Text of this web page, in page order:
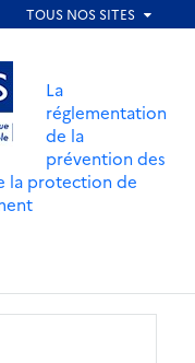
La
réglementation
de la
prévention des
la protection de